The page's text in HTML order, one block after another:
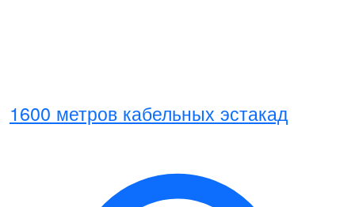
1600 метров кабельных эстакад